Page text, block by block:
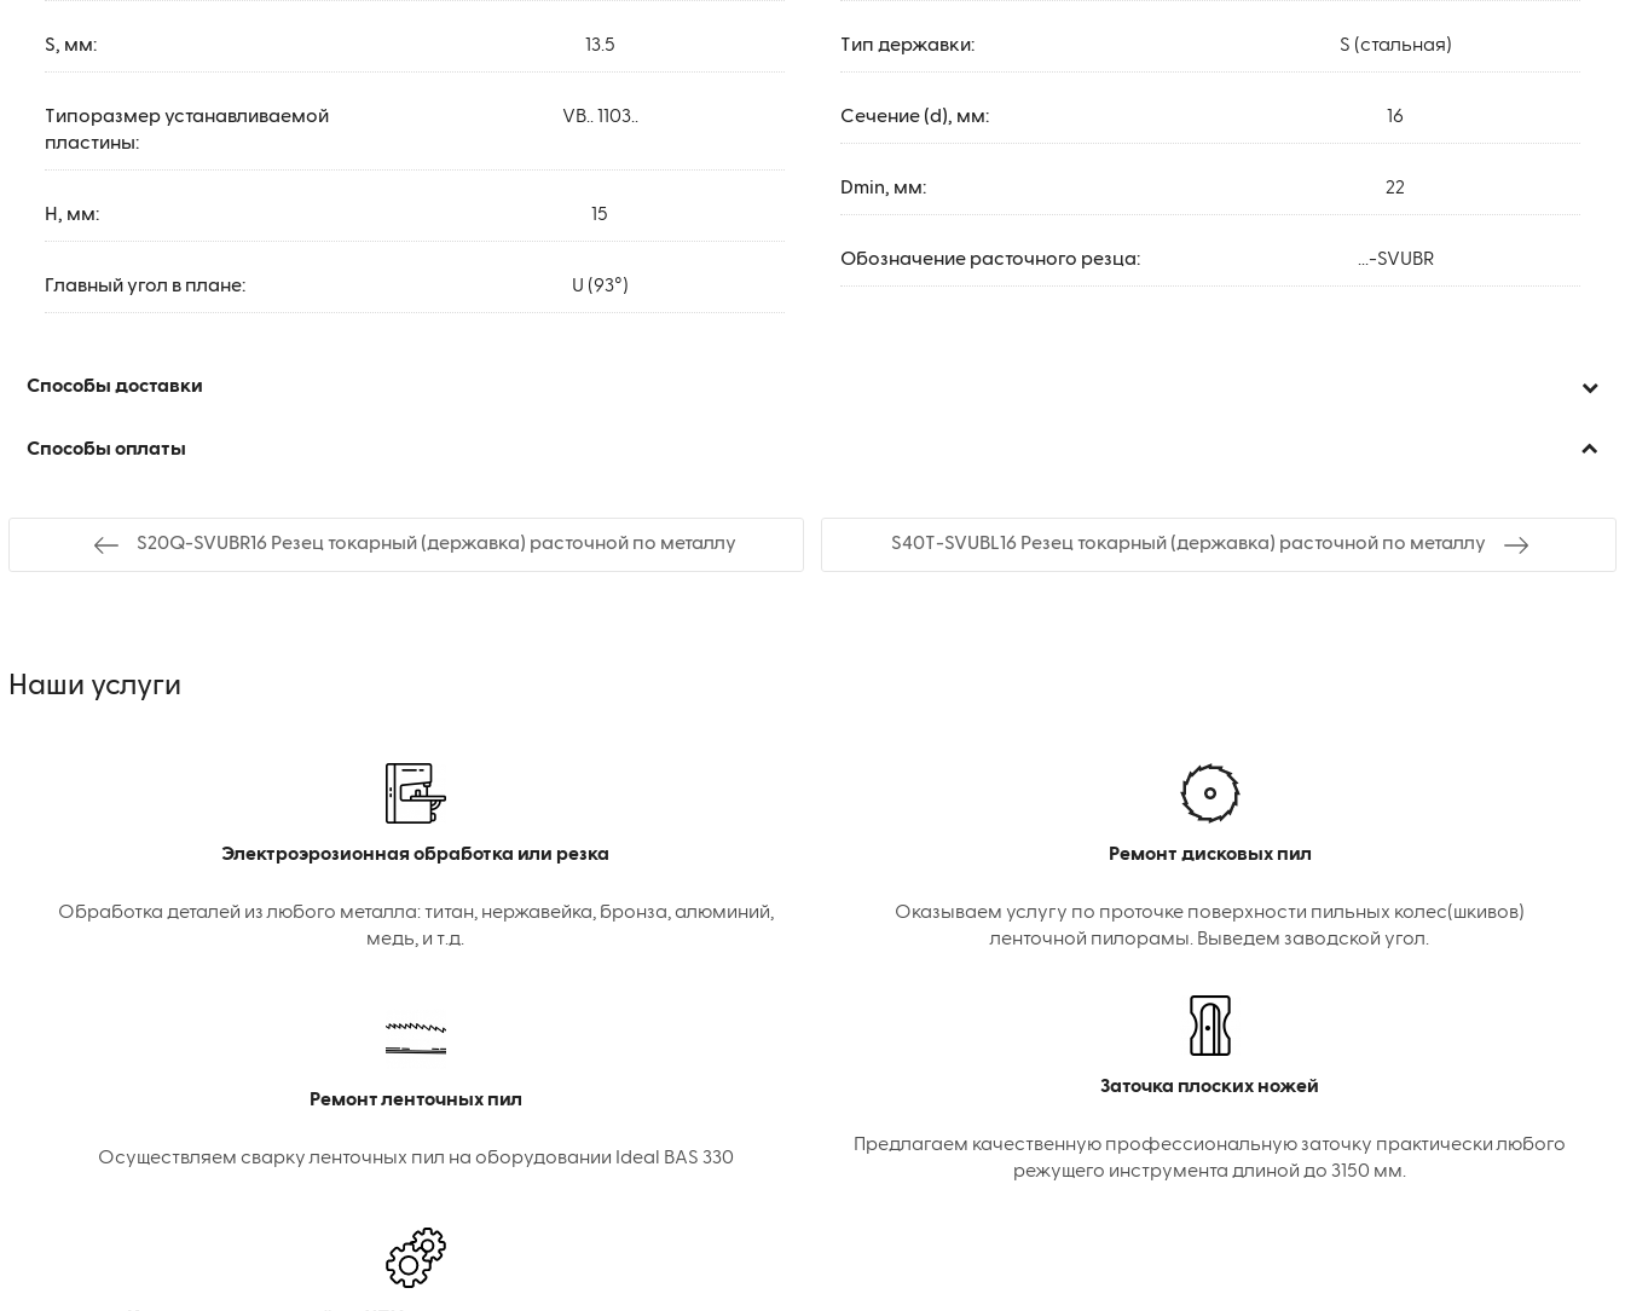
S, мм: 13.5
Типоразмер устанавливаемой
пластины:
VB.. 1103..
H, мм: 15
Главный угол в плане: U (93°)
Тип державки: S (стальная)
Сечение (d), мм: 16
Dmin, мм: 22
Обозначение расточного резца: ...-SVUBR
Способы доставки
Способы оплаты
S20Q-SVUBR16 Резец токарный (державка) расточной по металлу S40T-SVUBL16 Резец токарный (державка) расточной по металлу
Наши услуги
Электроэрозионная обработка или резка
Обработка деталей из любого металла: титан, нержавейка, бронза, алюминий,
медь, и т.д.
Ремонт дисковых пил
Оказываем услугу по проточке поверхности пильных колес(шкивов)
ленточной пилорамы. Выведем заводской угол.
Ремонт ленточных пил
Осуществляем сварку ленточных пил на оборудовании Ideal BAS 330
Заточка плоских ножей
Предлагаем качественную профессиональную заточку практически любого
режущего инструмента длиной до 3150 мм.